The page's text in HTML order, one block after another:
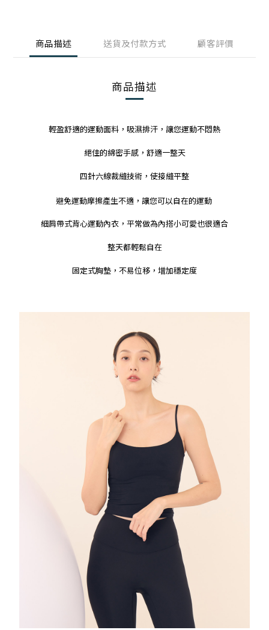
商品描述 送貨及付款方式 顧客評價
商品描述
輕盈舒適的運動面料，吸濕排汗，讓您運動不悶熱
絕佳的綿密手感，舒適一整天
四針六線裁縫技術，使接縫平整
避免運動摩擦產生不適，讓您可以自在的運動
細肩帶式背心運動內衣，平常做為內搭小可愛也很適合
整天都輕鬆自在
固定式胸墊，不易位移，增加穩定度